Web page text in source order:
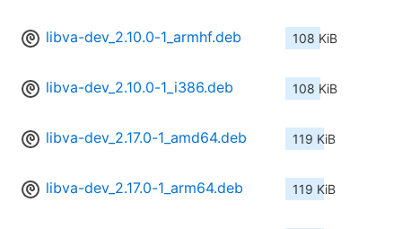
libva-dev_2.10.0-1_armhf.deb 108 KiB
libva-dev_2.10.0-1_i386.deb 108 KiB
libva-dev_2.17.0-1_amd64.deb 119 KiB
libva-dev_2.17.0-1_arm64.deb 119 KiB